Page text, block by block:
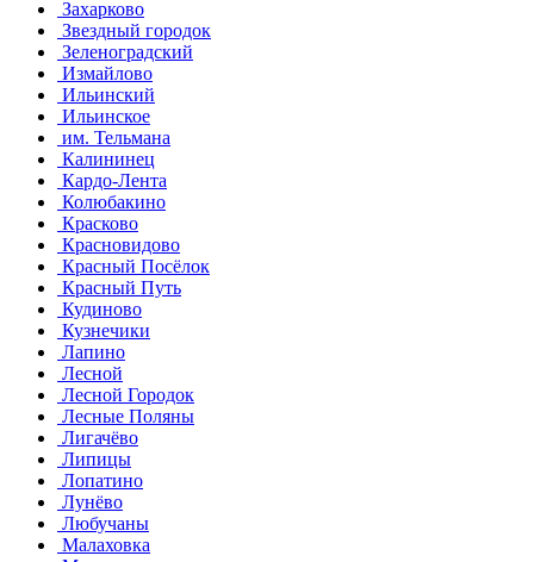
Захарково
Звездный городок
Зеленоградский
Измайлово
Ильинский
Ильинское
им. Тельмана
Калининец
Кардо-Лента
Колюбакино
Красково
Красновидово
Красный Посёлок
Красный Путь
Кудиново
Кузнечики
Лапино
Лесной
Лесной Городок
Лесные Поляны
Лигачёво
Липицы
Лопатино
Лунёво
Любучаны
Малаховка